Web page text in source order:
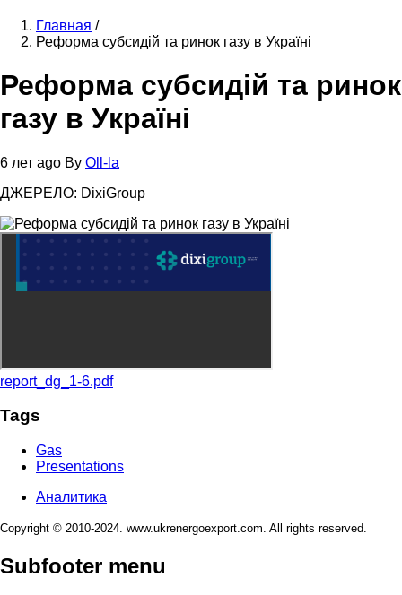
Главная /
Реформа субсидій та ринок газу в Україні
Реформа субсидій та ринок
газу в Україні
6 лет ago By Oll-la
ДЖЕРЕЛО: DixiGroup
report_dg_1-6.pdf
Tags
Gas
Presentations
Аналитика
Copyright © 2010-2024. www.ukrenergoexport.com. All rights reserved.
Subfooter menu